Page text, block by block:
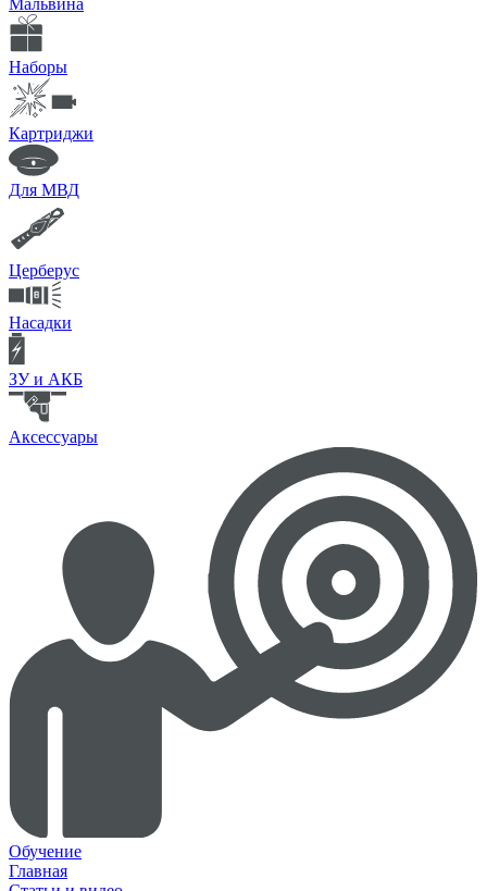
Мальвина
Наборы
Картриджи
Для МВД
Церберус
Насадки
ЗУ и АКБ
Аксессуары
Обучение
Главная